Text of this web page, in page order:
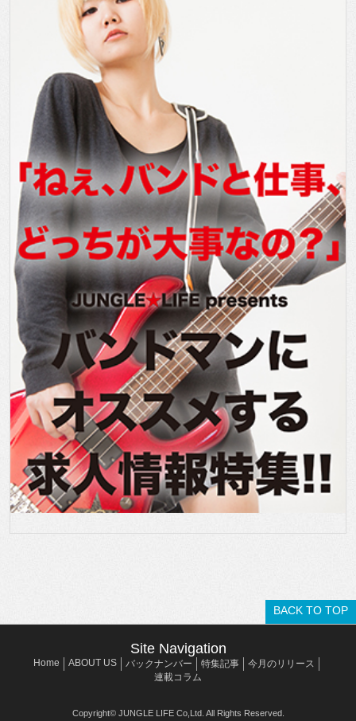
BACK TO TOP
Site Navigation
Home ABOUT US バックナンバー 特集記事
今月のリリース
連載コラム
Copyright© JUNGLE LIFE Co,Ltd. All Rights Reserved.